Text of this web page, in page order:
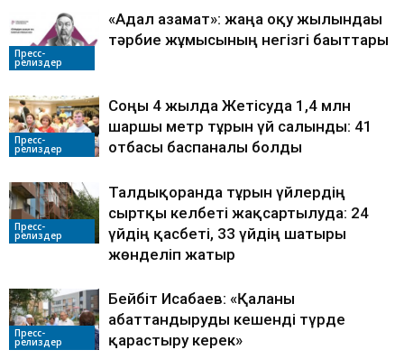
Пресс-
релиздер
«Адал азамат»: жаңа оқу жылындағы
тәрбие жұмысының негізгі бағыттары
Пресс-
релиздер
Соңғы 4 жылда Жетісуда 1,4 млн
шаршы метр тұрғын үй салынды: 41
отбасы баспаналы болды
Пресс-
релиздер
Талдықорғанда тұрғын үйлердің
сыртқы келбеті жақсартылуда: 24
үйдің қасбеті, 33 үйдің шатыры
жөнделіп жатыр
Пресс-
релиздер
Бейбіт Исабаев: «Қаланы
абаттандыруды кешенді түрде
қарастыру керек»